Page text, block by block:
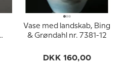
Vase med landskab, Bing
& Grøndahl nr. 7381-12
DKK 160,00